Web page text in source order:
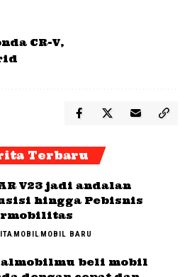
CR-V
Terbaru
V23 jadi andalan
hingga Pebisnis
MOBILMOBIL BARU
beli mobil